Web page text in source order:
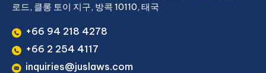
로드, 클롱 토이 지구, 방콕 10110, 태국
+66 94 218 4278
+66 2 254 4117
inquiries@juslaws.com